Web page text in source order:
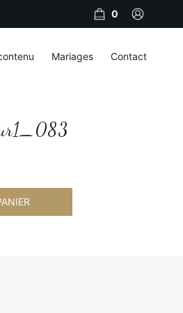
0
Mariages Contact